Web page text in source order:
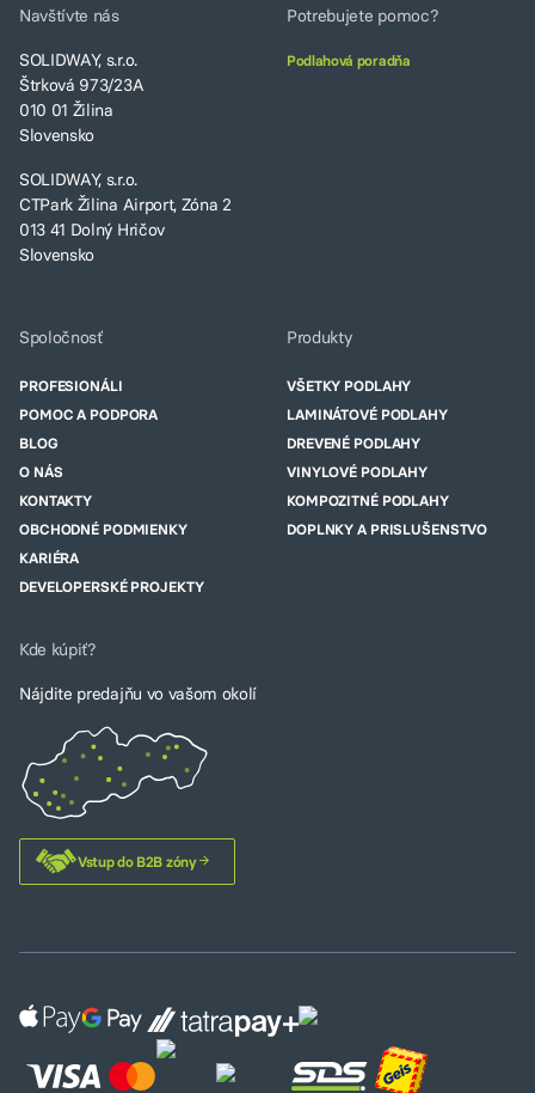
Navštívte nás
SOLIDWAY, s.r.o.
Štrková 973/23A
010 01 Žilina
Slovensko
SOLIDWAY, s.r.o.
CTPark Žilina Airport, Zóna 2
013 41 Dolný Hričov
Slovensko
Potrebujete pomoc?
Podlahová poradňa
Spoločnosť
PROFESIONÁLI
POMOC A PODPORA
BLOG
O NÁS
KONTAKTY
OBCHODNÉ PODMIENKY
KARIÉRA
DEVELOPERSKÉ PROJEKTY
Produkty
VŠETKY PODLAHY
LAMINÁTOVÉ PODLAHY
DREVENÉ PODLAHY
VINYLOVÉ PODLAHY
KOMPOZITNÉ PODLAHY
DOPLNKY A PRISLUŠENSTVO
Kde kúpiť?
Nájdite predajňu vo vašom okolí
Vstup do B2B zóny